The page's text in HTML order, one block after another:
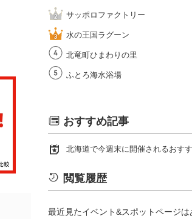
サッポロファクトリー
水の王国ラグーン
北竜町ひまわりの里
ふとろ海水浴場
おすすめ記事
北海道で今週末に開催されるおす
閲覧履歴
最近見たイベント&スポットページは